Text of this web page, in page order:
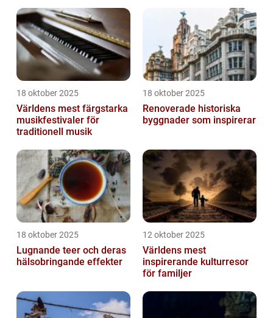
18 oktober 2025
Världens mest färgstarka
musikfestivaler för
traditionell musik
18 oktober 2025
Renoverade historiska
byggnader som inspirerar
18 oktober 2025
Lugnande teer och deras
hälsobringande effekter
12 oktober 2025
Världens mest
inspirerande kulturresor
för familjer